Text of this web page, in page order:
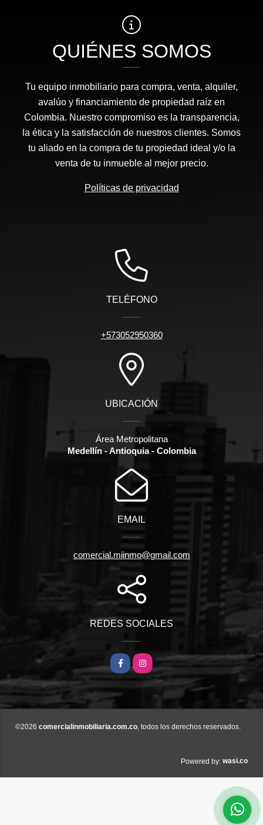
QUIÉNES SOMOS
Tu equipo inmobiliario para compra, venta, alquiler,
avalúo y financiamiento de propiedad raíz en
Colombia. Nuestro compromiso es la transparencia,
la ética y la satisfacción de nuestros clientes. Somos
tu aliado en la compra de tu propiedad ideal y/o la
venta de tu inmueble al mejor precio.
Políticas de privacidad
TELÉFONO
+573052950360
UBICACIÓN
Área Metropolitana
Medellín - Antioquia - Colombia
EMAIL
comercial.miinmo@gmail.com
REDES SOCIALES
FacebookInstagram
©2026 comercialinmobiliaria.com.co, todos los derechos reservados.
Powered by: wasi.co